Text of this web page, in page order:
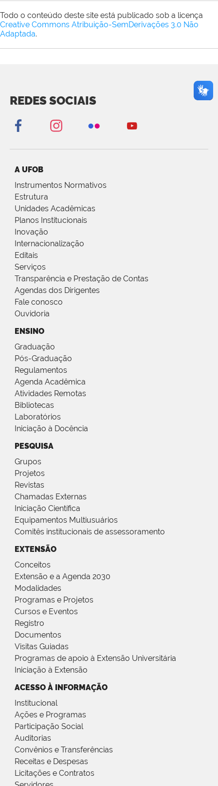
Todo o conteúdo deste site está publicado sob a licença
Creative Commons Atribuição-SemDerivações 3.0 Não
Adaptada.
REDES SOCIAIS
A UFOB
Instrumentos Normativos
Estrutura
Unidades Acadêmicas
Planos Institucionais
Inovação
Internacionalização
Editais
Serviços
Transparência e Prestação de Contas
Agendas dos Dirigentes
Fale conosco
Ouvidoria
ENSINO
Graduação
Pós-Graduação
Regulamentos
Agenda Acadêmica
Atividades Remotas
Bibliotecas
Laboratórios
Iniciação à Docência
PESQUISA
Grupos
Projetos
Revistas
Chamadas Externas
Iniciação Científica
Equipamentos Multiusuários
Comitês institucionais de assessoramento
EXTENSÃO
Conceitos
Extensão e a Agenda 2030
Modalidades
Programas e Projetos
Cursos e Eventos
Registro
Documentos
Visitas Guiadas
Programas de apoio à Extensão Universitária
Iniciação à Extensão
ACESSO À INFORMAÇÃO
Institucional
Ações e Programas
Participação Social
Auditorias
Convênios e Transferências
Receitas e Despesas
Licitações e Contratos